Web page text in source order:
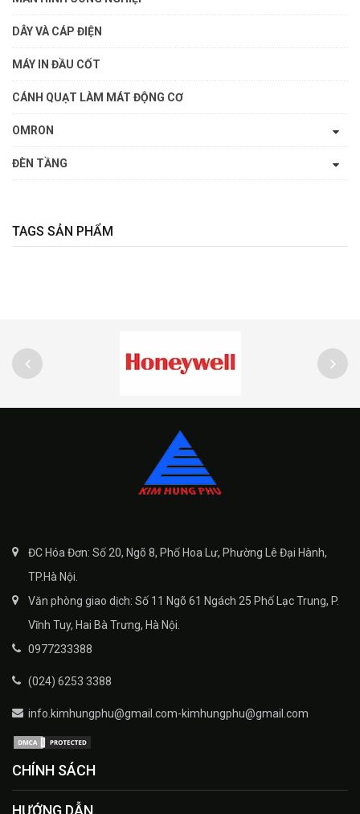
DÂY VÀ CÁP ĐIỆN
MÁY IN ĐẦU CỐT
CÁNH QUẠT LÀM MÁT ĐỘNG CƠ
OMRON
ĐÈN TẦNG
TAGS SẢN PHẨM
ĐC Hóa Đơn: Số 20, Ngõ 8, Phố Hoa Lư, Phường Lê Đại Hành,
TP.Hà Nội.
Văn phòng giao dịch: Số 11 Ngõ 61 Ngách 25 Phố Lạc Trung, P.
Vĩnh Tuy, Hai Bà Trưng, Hà Nội.
0977233388
(024) 6253 3388
info.kimhungphu@gmail.com-kimhungphu@gmail.com
CHÍNH SÁCH
HƯỚNG DẪN